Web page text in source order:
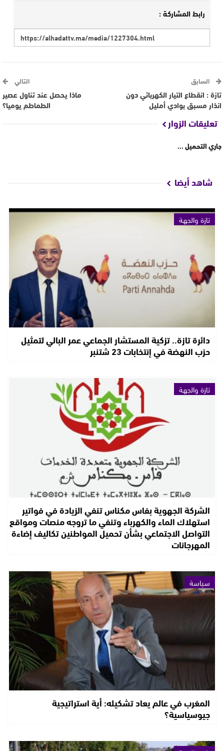
رابط المشاركة :
السابق
تازة : انقطاع التيار الكهربائي دون
انذار مسبق بوادي أمليل
التالي
ماذا يحصل عند تناول عصير
الطماطم يوميا؟
تعليقات الزوار
جاري التحميل ...
شاهد أيضا
تازة والجهة
دائرة تازة.. تزكية المستشار الجماعي عمر البالي لتمثيل
حزب النهضة في إنتخابات 23 شتنبر
تازة والجهة
الشركة الجهوية بفاس مكناس تنفي الزيادة في فواتير
استهلاك الماء والكهرباء وتنفي ما تروجه منصات ومواقع
التواصل الاجتماعي بشأن تحميل المواطنين تكاليف إضاءة
المهرجانات
سياسة
المغرب في عالم يعاد تشكيله: أية استراتيجية
جيوسياسية؟